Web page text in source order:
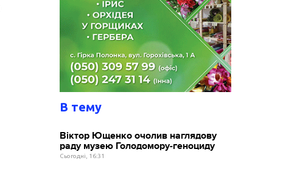
В тему
Віктор Ющенко очолив наглядову
раду музею Голодомору-геноциду
Сьогодні, 16:31